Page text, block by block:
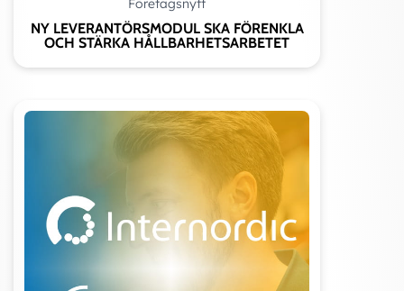
Företagsnytt
NY LEVERANTÖRSMODUL SKA FÖRENKLA
OCH STÄRKA HÅLLBARHETSARBETET